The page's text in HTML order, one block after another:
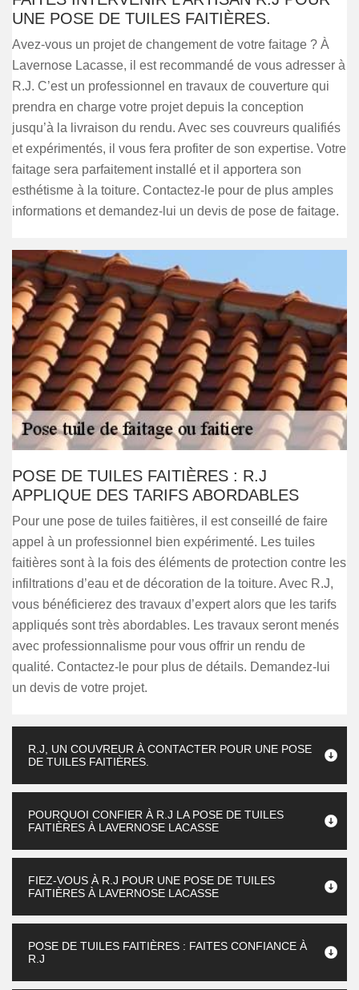
UNE POSE DE TUILES FAITIÈRES.
Avez-vous un projet de changement de votre faitage ? À
Lavernose Lacasse, il est recommandé de vous adresser à
R.J. C’est un professionnel en travaux de couverture qui
prendra en charge votre projet depuis la conception
jusqu’à la livraison du rendu. Avec ses couvreurs qualifiés
et expérimentés, il vous fera profiter de son expertise. Votre
faitage sera parfaitement installé et il apportera son
esthétisme à la toiture. Contactez-le pour de plus amples
informations et demandez-lui un devis de pose de faitage.
POSE DE TUILES FAITIÈRES : R.J
APPLIQUE DES TARIFS ABORDABLES
Pour une pose de tuiles faitières, il est conseillé de faire
appel à un professionnel bien expérimenté. Les tuiles
faitières sont à la fois des éléments de protection contre les
infiltrations d’eau et de décoration de la toiture. Avec R.J,
vous bénéficierez des travaux d’expert alors que les tarifs
appliqués sont très abordables. Les travaux seront menés
avec professionnalisme pour vous offrir un rendu de
qualité. Contactez-le pour plus de détails. Demandez-lui
un devis de votre projet.
R.J, UN COUVREUR À CONTACTER POUR UNE POSE
DE TUILES FAITIÈRES.
POURQUOI CONFIER À R.J LA POSE DE TUILES
FAITIÈRES À LAVERNOSE LACASSE
FIEZ-VOUS À R.J POUR UNE POSE DE TUILES
FAITIÈRES À LAVERNOSE LACASSE
POSE DE TUILES FAITIÈRES : FAITES CONFIANCE À
R.J